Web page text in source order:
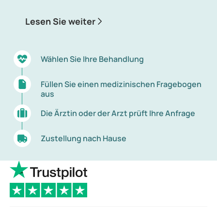
Welche Antibiotika zur Behandlung einer
ab. Mitunter ist es erforderlich, Urin oder Eiter an
ein Labor zu senden, um festzustellen, welches
Bakterium die Infektion verursacht und welches
Antibiotikum notwendig ist. Denn jede Bakterienart
ist unterschiedlich aufgebaut.
Lesen Sie weiter
Wählen Sie Ihre Behandlung
Füllen Sie einen medizinischen Fragebogen
aus
Die Ärztin oder der Arzt prüft Ihre Anfrage
Zustellung nach Hause